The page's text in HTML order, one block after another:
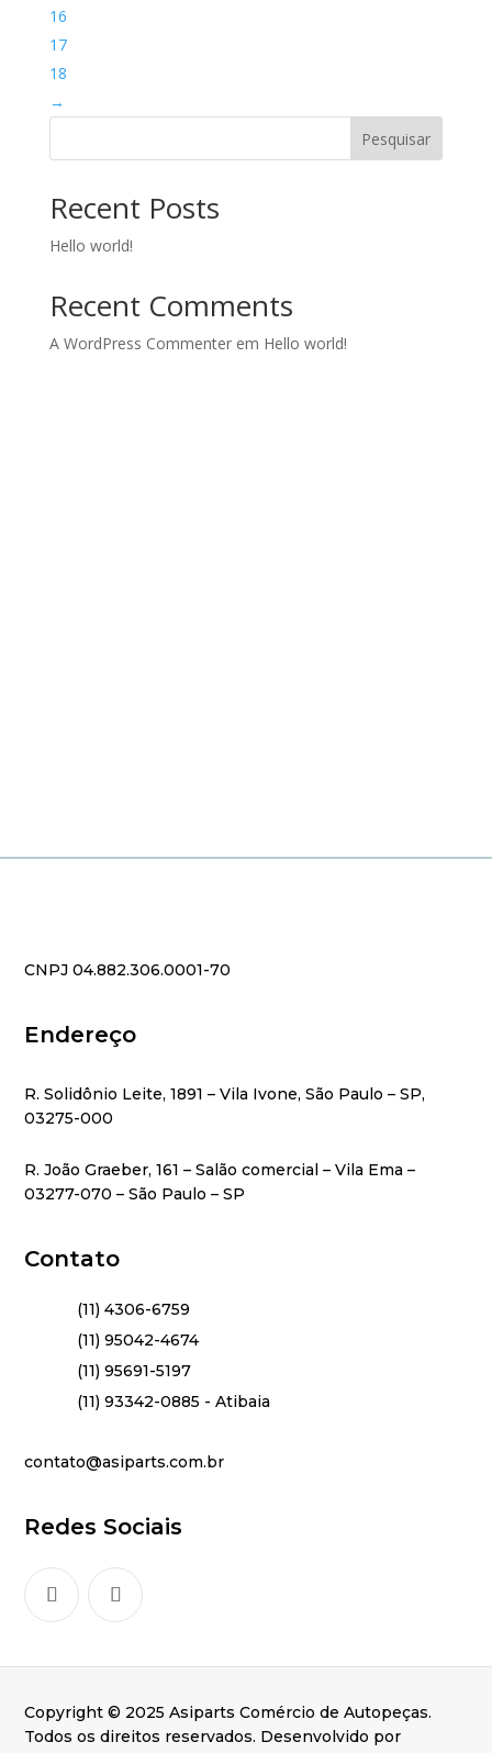
16
17
18
→
Pesquisar
Recent Posts
Hello world!
Recent Comments
A WordPress Commenterem Hello world!
CNPJ 04.882.306.0001-70
Endereço
R. Solidônio Leite, 1891 – Vila Ivone, São Paulo – SP,
03275-000
R. João Graeber, 161 – Salão comercial – Vila Ema –
03277-070 – São Paulo – SP
Contato
(11) 4306-6759
(11) 95042-4674
(11) 95691-5197
(11) 93342-0885 - Atibaia
contato@asiparts.com.br
Redes Sociais
Copyright © 2025 Asiparts Comércio de Autopeças.
Todos os direitos reservados. Desenvolvido por